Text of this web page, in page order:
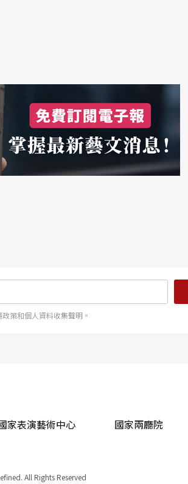
策和個人資料收集聲明。
家表演藝術中心 國家兩廳院
All Rights Reserved